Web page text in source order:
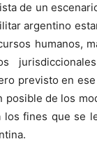
de un
argentino
humanos,
previsto en
posible de los
los fines que se